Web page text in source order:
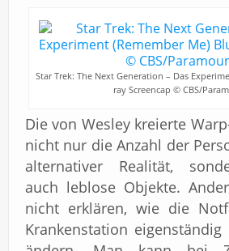
Star Trek: The Next Generation – Das
ray Screencap © CBS/
Die von Wesley kreierte
nicht nur die Anzahl der
alternativer Realität,
auch leblose Objekte.
nicht erklären, wie die
Krankenstation